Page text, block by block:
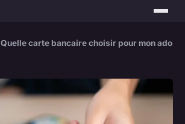
Quelle carte bancaire choisir pour mon ado